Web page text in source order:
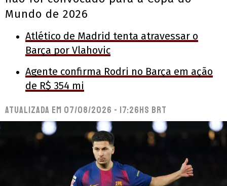
Mundo de 2026
Atlético de Madrid tenta atravessar o
Barça por Vlahovic
Agente confirma Rodri no Barça em ação
de R$ 354 mi
Atualizada em 07/08/2026 - 17:26hs BRT